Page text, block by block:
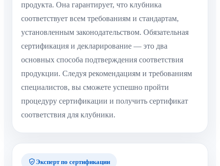
продукта. Она гарантирует, что клубника
соответствует всем требованиям и стандартам,
установленным законодательством. Обязательная
сертификация и декларирование — это два
основных способа подтверждения соответствия
продукции. Следуя рекомендациям и требованиям
специалистов, вы сможете успешно пройти
процедуру сертификации и получить сертификат
соответствия для клубники.
Эксперт по сертификации